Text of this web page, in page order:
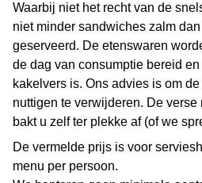
Waarbij niet het recht van de
niet minder sandwiches zalm
geserveerd. De etenswaren
de dag van consumptie bereid
kakelvers is. Ons advies is om
nuttigen te verwijderen. De
bakt u zelf ter plekke af (of we
De vermelde prijs is voor
menu per persoon.